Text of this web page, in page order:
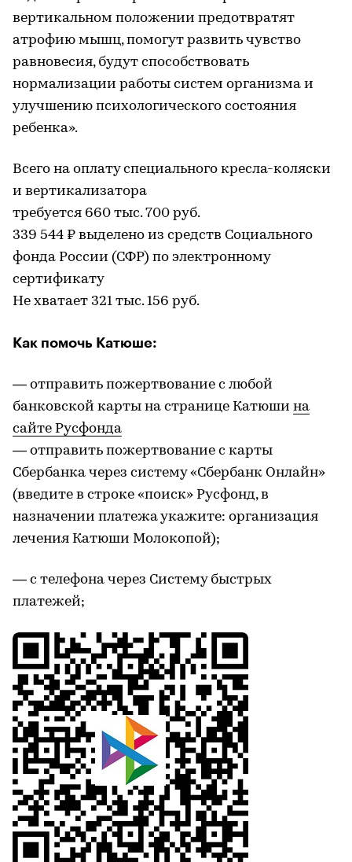
вертикальном положении предотвратят
атрофию мышц, помогут развить чувство
равновесия, будут способствовать
нормализации работы систем организма и
улучшению психологического состояния
ребенка».
Всего на оплату специального кресла-коляски
и вертикализатора
требуется 660 тыс. 700 руб.
339 544 ₽ выделено из средств Социального
фонда России (СФР) по электронному
сертификату
Не хватает 321 тыс. 156 руб.
Как помочь Катюше:
— отправить пожертвование с любой
банковской карты на странице Катюши на
сайте Русфонда
— отправить пожертвование с карты
Сбербанка через систему «Сбербанк Онлайн»
(введите в строке «поиск» Русфонд, в
назначении платежа укажите: организация
лечения Катюши Молокопой);
— с телефона через Систему быстрых
платежей;